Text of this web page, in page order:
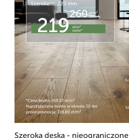
Szeroka deska - nieograniczone